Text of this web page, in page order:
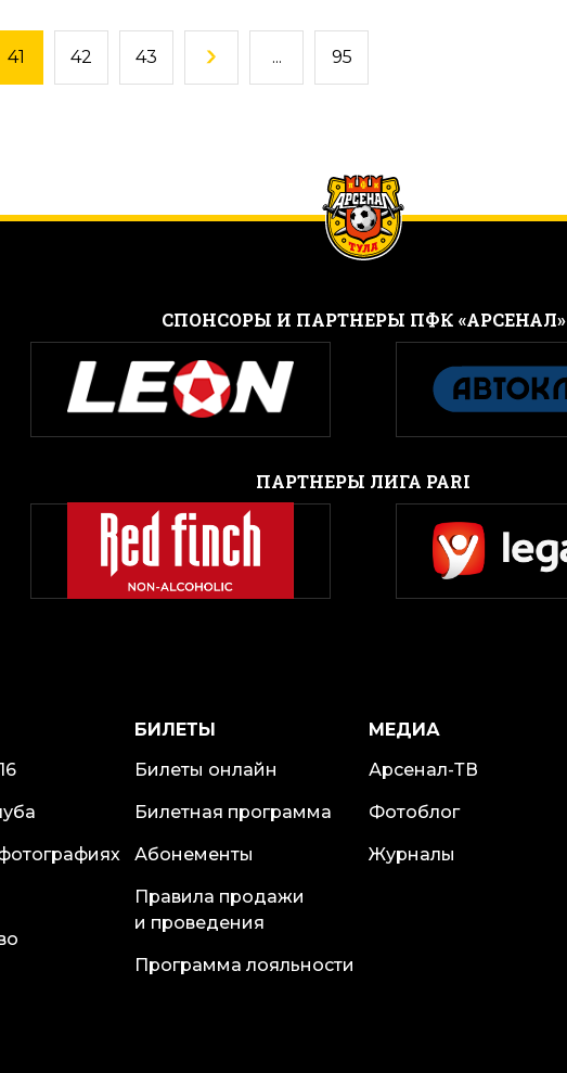
41 42 43 ... 95
CПОНСОРЫ И ПАРТНЕРЫ ПФК «АРСЕНАЛ»
ПАРТНЕРЫ ЛИГА PARI
БИЛЕТЫ
Билеты онлайн
Билетная программа
Абонементы
Правила продажи
и проведения
Программа лояльности
МЕДИА
Арсенал-ТВ
Фотоблог
Журналы